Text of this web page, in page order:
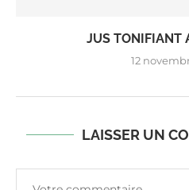
JUS TONIFIANT
12
LAISSER UN